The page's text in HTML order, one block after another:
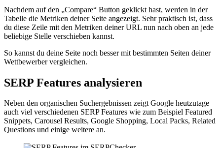
Nachdem auf den „Compare“ Button geklickt hast, werden in der
Tabelle die Metriken deiner Seite angezeigt. Sehr praktisch ist, dass
du diese Zeile mit den Metriken deiner URL nun nach oben an jede
beliebige Stelle verschieben kannst.
So kannst du deine Seite noch besser mit bestimmten Seiten deiner
Wettbewerber vergleichen.
SERP Features analysieren
Neben den organischen Suchergebnissen zeigt Google heutzutage
auch viel verschiedenen SERP Features wie zum Beispiel Featured
Snippets, Carousel Results, Google Shopping, Local Packs, Related
Questions und einige weitere an.